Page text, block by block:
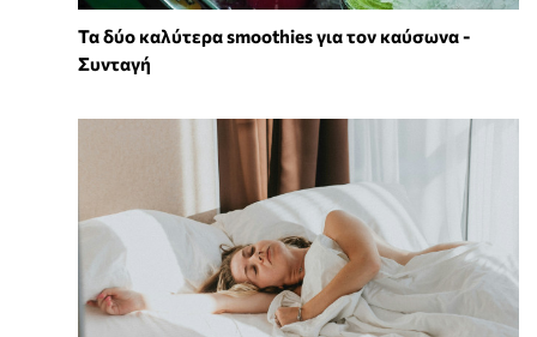
Τα δύο καλύτερα smoothies για τον καύσωνα -
Συνταγή